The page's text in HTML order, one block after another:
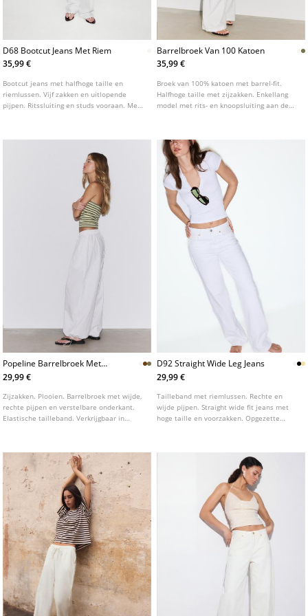
D68 Bootcut Jeans Met Riem
35,99 €
Bootcut jeans met halfhoge taille en
riemlussen. Vijf zakken en uitlopende
pijpen. Ritssluiting en studs vooraan. Met
Barrelbroek Van 100 Katoen
35,99 €
Broek van 100% katoen met barrel-fit.
Halfhoge taille met zijzakken. Enkellang
model met rits- en knoopsluiting aan de
Popeline Barrelbroek Met
Stoppers
29,99 €
Zijzakken. Plooien. Barrelbroek met wijde,
rechte pijpen en verstelbare onderkant.
Elastische tailleband. Verkrijgbaar in
D92 Straight Wide Leg Jeans
29,99 €
Tailleband met riemlussen. Rechte en
wijde pijpen. Straight wide fit jeans met
hoge taille en voorzakken. Opgezette
verschillende kleuren.